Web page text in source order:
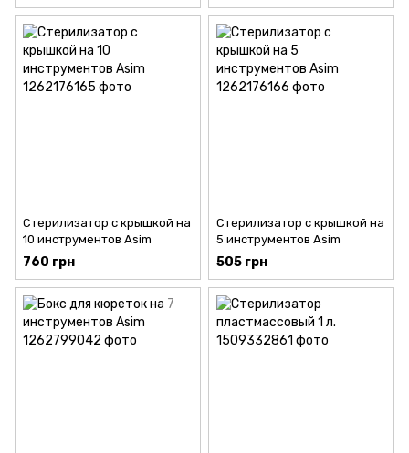
Стерилизатор с крышкой на
10 инструментов Asim
760 грн
Стерилизатор с крышкой на
5 инструментов Asim
505 грн